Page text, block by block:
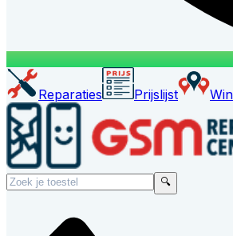
Reparaties Prijslijst
🔍